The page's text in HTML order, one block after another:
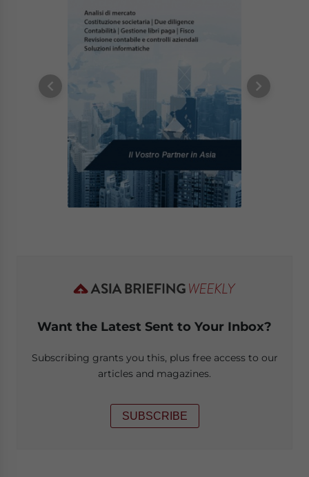
Want the Latest Sent to Your Inbox?
Subscribing grants you this, plus free access to our
articles and magazines.
SUBSCRIBE